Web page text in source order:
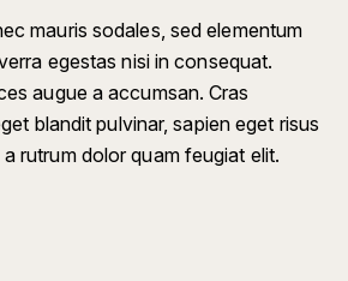
mauris sodales, sed elementum
egestas nisi in consequat.
augue a accumsan. Cras
blandit pulvinar, sapien eget risus
rutrum dolor quam feugiat elit.